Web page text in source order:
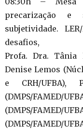
precarização e
subjetividade.
desafios,
Profa. Dra. Tânia
Denise Lemos
e CRH/UFBA),
(DMPS/
(DMPS/FAMED/
(DMPS/FAMED/